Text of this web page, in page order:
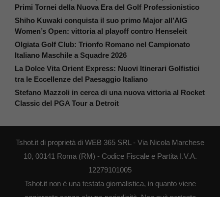
Primi Tornei della Nuova Era del Golf Professionistico
Shiho Kuwaki conquista il suo primo Major all’AIG
Women’s Open: vittoria al playoff contro Henseleit
Olgiata Golf Club: Trionfo Romano nel Campionato
Italiano Maschile a Squadre 2026
La Dolce Vita Orient Express: Nuovi Itinerari Golfistici
tra le Eccellenze del Paesaggio Italiano
Stefano Mazzoli in cerca di una nuova vittoria al Rocket
Classic del PGA Tour a Detroit
Tshot.it di proprietà di WEB 365 SRL - Via Nicola Marchese
10, 00141 Roma (RM) - Codice Fiscale e Partita I.V.A.
12279101005
Tshot.it non è una testata giornalistica, in quanto viene